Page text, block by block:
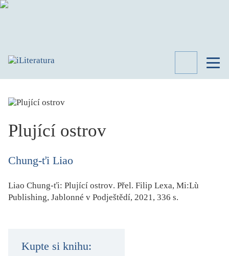
SPISOVATELÉ
KATEGORIE
STUDIE
Plující ostrov
Chung-ťi Liao
Liao Chung-ťi: Plující ostrov. Přel. Filip Lexa, Mi:Lù
Publishing, Jablonné v Podještědí, 2021, 336 s.
Kupte si knihu: